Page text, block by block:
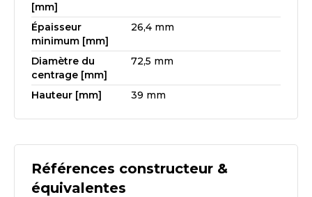
[mm]
Épaisseur
minimum [mm]
26,4 mm
Diamètre du
centrage [mm]
72,5 mm
Hauteur [mm] 39 mm
Références constructeur &
équivalentes